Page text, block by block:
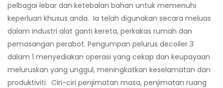
pelbagai lebar dan ketebalan bahan untuk memenuhi
keperluan khusus anda. Ia telah digunakan secara meluas
dalam industri alat ganti kereta, perkakas rumah dan
pemasangan perabot. Pengumpan pelurus decoiler 3
dalam 1 menyediakan operasi yang cekap dan keupayaan
meluruskan yang unggul, meningkatkan keselamatan dan
produktiviti. Ciri-ciri penjimatan masa, penjimatan ruang